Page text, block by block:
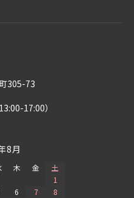
305-73
17:00）
8月
木 金
土
1
6 7
8